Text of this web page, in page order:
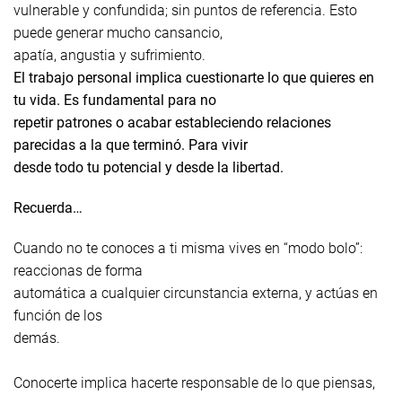
vulnerable y confundida; sin puntos de referencia. Esto
puede generar mucho cansancio,
apatía, angustia y sufrimiento.
El trabajo personal implica cuestionarte lo que quieres en
tu vida. Es fundamental para no
repetir patrones o acabar estableciendo relaciones
parecidas a la que terminó. Para vivir
desde todo tu potencial y desde la libertad.
Recuerda…
Cuando no te conoces a ti misma vives en “modo bolo”:
reaccionas de forma
automática a cualquier circunstancia externa, y actúas en
función de los
demás.
Conocerte implica hacerte responsable de lo que piensas,